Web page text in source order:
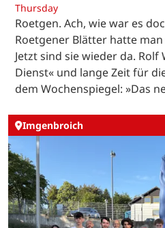
Thursday
Roetgen. Ach, wie war es
Roetgener Blätter hatte
Jetzt sind sie wieder da. Rolf
Dienst« und lange Zeit für
dem Wochenspiegel: »Das
Imgenbroich